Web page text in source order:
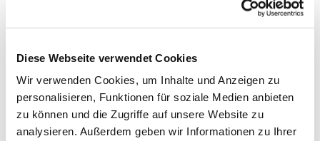
Diese Webseite verwendet Cookies
Wir verwenden Cookies, um Inhalte und Anzeigen zu
personalisieren, Funktionen für soziale Medien anbieten
zu können und die Zugriffe auf unsere Website zu
analysieren. Außerdem geben wir Informationen zu Ihrer
in der Christuskirche Bismarkstraße. 16 in
Wenn du Fragen oder Anregungen hast, hat ein
offenes Ohr für dich: